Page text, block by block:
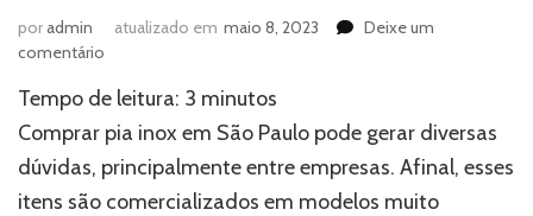
poradmin atualizado em maio 8, 2023
Deixe um
comentário
pia
inox
em
São
Paulo:
Tempo de leitura: 3 minutos
Comprar pia inox em São Paulo pode gerar diversas
dúvidas, principalmente entre empresas. Afinal, esses
itens são comercializados em modelos muito